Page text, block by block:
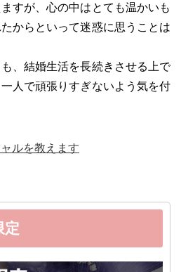
すが、心の中はとても温かいも
からといって迷惑に思うことは
、結婚生活を長続きさせる上で
人で頑張りすぎないよう気を付
ルを教えます
定